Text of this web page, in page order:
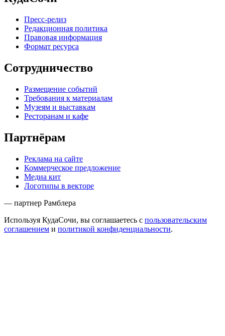
Пресс-релиз
Редакционная политика
Правовая информация
Формат ресурса
Сотрудничество
Размещение событий
Требования к материалам
Музеям и выставкам
Ресторанам и кафе
Партнёрам
Реклама на сайте
Коммерческое предложение
Медиа кит
Логотипы в векторе
— партнер Рамблера
Используя КудаСочи, вы соглашаетесь с пользовательским
соглашением и политикой конфиденциальности.